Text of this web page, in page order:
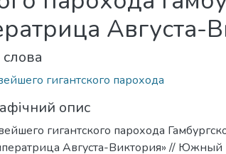
Августа-
гигантского парохода
опис
гигантского парохода
Августа-Виктория» // Южный